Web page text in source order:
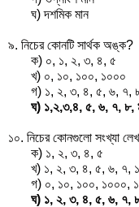
ঘ) দশমিক মান
৯. নিচের কোনটি সার্থক অঙ্ক?
ক) ০, ১, ২, ৩, ৪, ৫
খ) ০, ১০, ১০০, ১০০০
গ) ১, ২, ৩, ৪, ৫, ৬, ৭,
ঘ) ১,২,৩,৪, ৫, ৬, ৭, ৮,
১০. নিচের কোনগুলো সংখ্যা
ক) ১, ২, ৩, ৪, ৫
খ) ১, ২, ৩, ৪, ৫, ৬, ৭,
গ) ০, ১০, ১০০, ১০০০,
ঘ) ১, ২, ৩, ৪, ৫, ৬, ৭,